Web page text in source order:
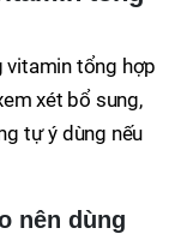
vitamin tổng hợp
xét bổ sung,
tự ý dùng nếu
nên dùng